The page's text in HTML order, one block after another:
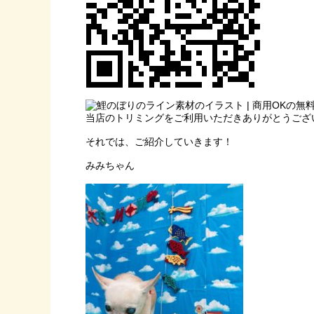
当店のトリミングをご利用いただきありがとうござ
それでは、ご紹介していきます！
みみちゃん